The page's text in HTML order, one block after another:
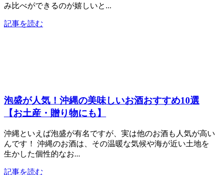
み比べができるのが嬉しいと...
記事を読む
泡盛が人気！沖縄の美味しいお酒おすすめ10選
【お土産・贈り物にも】
沖縄といえば泡盛が有名ですが、実は他のお酒も人気が高い
んです！ 沖縄のお酒は、その温暖な気候や海が近い土地を
生かした個性的なお...
記事を読む